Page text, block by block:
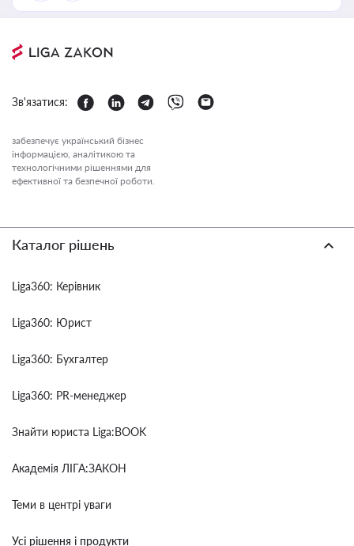
Зв'язатися:
забезпечує український бізнес
інформацією, аналітикою та
технологічними рішеннями для
ефективної та безпечної роботи.
Каталог рішень
Liga360: Керівник
Liga360: Юрист
Liga360: Бухгалтер
Liga360: PR-менеджер
Знайти юриста Liga:BOOK
Академія ЛІГА:ЗАКОН
Теми в центрі уваги
Усі рішення і продукти